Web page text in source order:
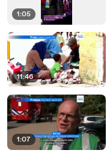
1:05
11:46
1:07